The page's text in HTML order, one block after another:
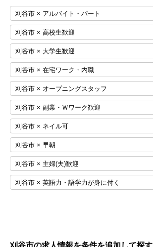
刈谷市 × アルバイト・パート
刈谷市 × 高校生歓迎
刈谷市 × 大学生歓迎
刈谷市 × 在宅ワーク・内職
刈谷市 × オープニングスタッフ
刈谷市 × 副業・Ｗワーク歓迎
刈谷市 × ネイル可
刈谷市 × 早朝
刈谷市 × 主婦(夫)歓迎
刈谷市 × 英語力・語学力が身に付く
刈谷市の求人情報を条件を追加して探す